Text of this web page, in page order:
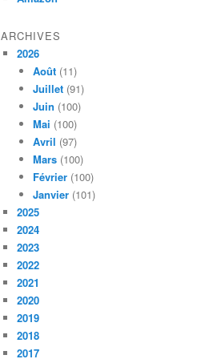
ARCHIVES
2026
Août (11)
Juillet (91)
Juin (100)
Mai (100)
Avril (97)
Mars (100)
Février (100)
Janvier (101)
2025
2024
2023
2022
2021
2020
2019
2018
2017